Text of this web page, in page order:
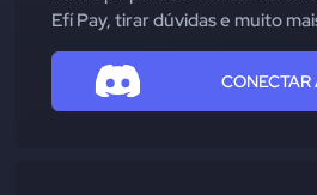
Efí Pay, tirar dúvidas e muito
CONECTAR